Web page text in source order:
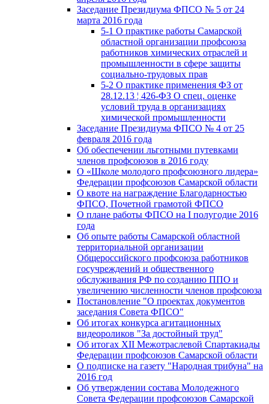
Заседание Президиума ФПСО № 5 от 24
марта 2016 года
5-1 О практике работы Самарской
областной организации профсоюза
работников химических отраслей и
промышленности в сфере защиты
социально-трудовых прав
5-2 О практике применения ФЗ от
28.12.13 ¦ 426-ФЗ О спец. оценке
условий труда в организациях
химической промышленности
Заседание Президиума ФПСО № 4 от 25
февраля 2016 года
Об обеспечении льготными путевками
членов профсоюзов в 2016 году
О «Школе молодого профсоюзного лидера»
Федерации профсоюзов Самарской области
О квоте на награждение Благодарностью
ФПСО, Почетной грамотой ФПСО
О плане работы ФПСО на I полугодие 2016
года
Об опыте работы Самарской областной
территориальной организации
Общероссийского профсоюза работников
госучреждений и общественного
обслуживания РФ по созданию ППО и
увеличению численности членов профсоюза
Постановление "О проектах документов
заседания Совета ФПСО"
Об итогах конкурса агитационных
видеороликов "За достойный труд"
Об итогах XII Межотраслевой Спартакиады
Федерации профсоюзов Самарской области
О подписке на газету "Народная трибуна" на
2016 год
Об утверждении состава Молодежного
Совета Федерации профсоюзов Самарской